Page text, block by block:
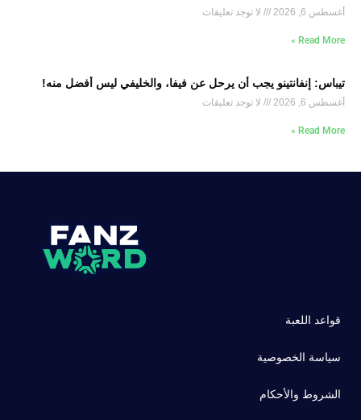
أغسطس 6, 2026 لا توجد تعليقات
Read More »
تيباس: إنفانتينو يجب أن يرحل عن فيفا، والخليفي ليس أفضل منه!
أغسطس 6, 2026 لا توجد تعليقات
Read More »
قواعد اللعبة
سياسة الخصوصية
الشروط والأحكام